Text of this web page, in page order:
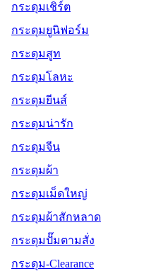
กระดุมเชิร์ต
กระดุมยูนิฟอร์ม
กระดุมสูท
กระดุมโลหะ
กระดุมยีนส์
กระดุมน่ารัก
กระดุมจีน
กระดุมผ้า
กระดุมเม็ดใหญ่
กระดุมผ้าสักหลาด
กระดุมปั๊มตามสั่ง
กระดุม-Clearance